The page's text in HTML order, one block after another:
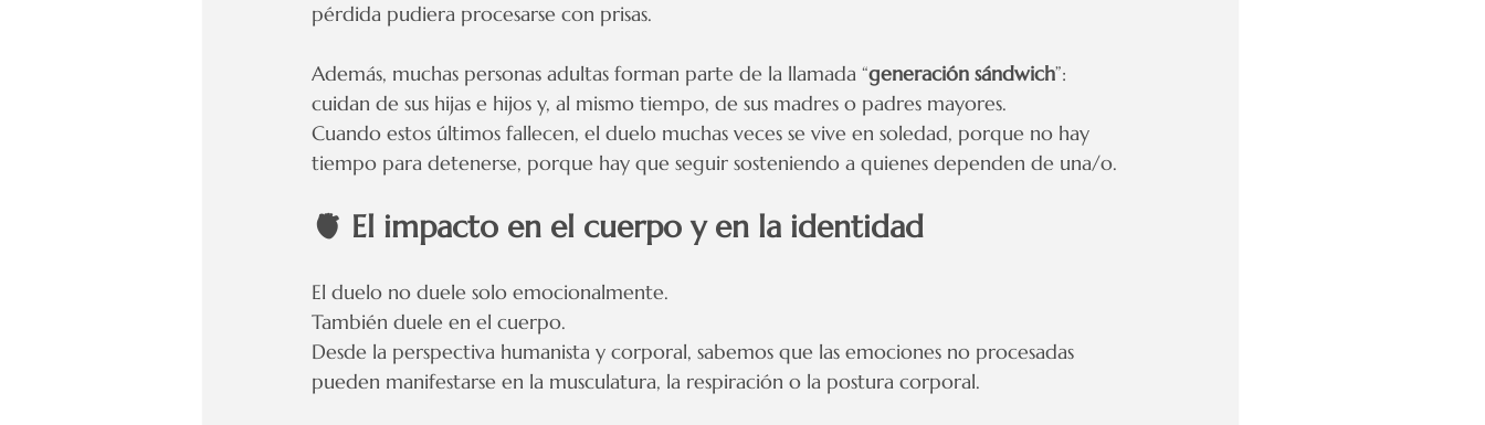
pérdida pudiera procesarse con prisas.
Además, muchas personas adultas forman parte de la llamada “generación sándwich”:
cuidan de sus hijas e hijos y, al mismo tiempo, de sus madres o padres mayores.
Cuando estos últimos fallecen, el duelo muchas veces se vive en soledad, porque no hay
tiempo para detenerse, porque hay que seguir sosteniendo a quienes dependen de una/o.
🫀 El impacto en el cuerpo y en la identidad
El duelo no duele solo emocionalmente.
También duele en el cuerpo.
Desde la perspectiva humanista y corporal, sabemos que las emociones no procesadas
pueden manifestarse en la musculatura, la respiración o la postura corporal.